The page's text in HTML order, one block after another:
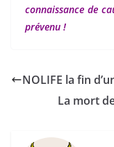
connaissance de
prévenu !
NOLIFE la fin
La mort